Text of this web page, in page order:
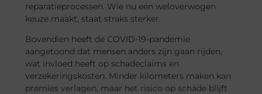
reparatieprocessen. Wie nu een weloverwogen
keuze maakt, staat straks sterker.
Bovendien heeft de COVID-19-pandemie
aangetoond dat mensen anders zijn gaan rijden,
wat invloed heeft op schadeclaims en
verzekeringskosten. Minder kilometers maken kan
premies verlagen, maar het risico op schade blijft